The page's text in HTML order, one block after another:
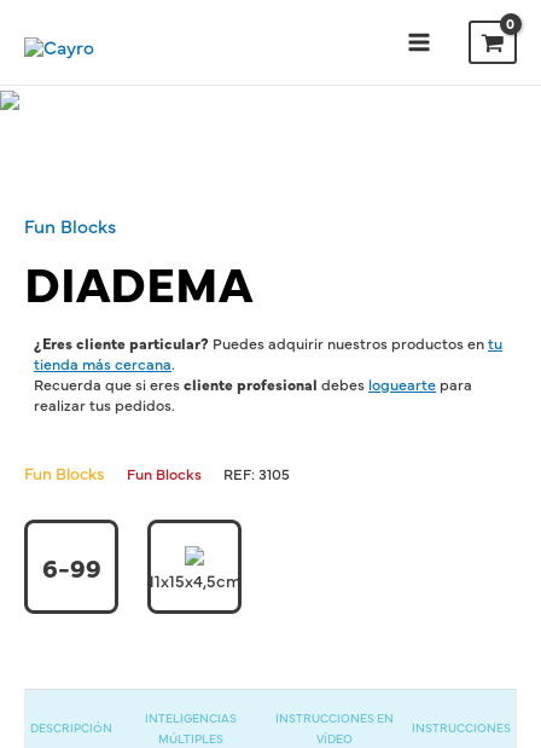
Fun Blocks
DIADEMA
¿Eres cliente particular? Puedes adquirir nuestros productos entu
tienda más cercana.
Recuerda que si erescliente profesional debes loguearte para
realizar tus pedidos.
Fun Blocks Fun Blocks REF:3105
6-99 11x15x4,5cm
DESCRIPCIÓN
INTELIGENCIAS
MÚLTIPLES
INSTRUCCIONES EN
VÍDEO
INSTRUCCIONES